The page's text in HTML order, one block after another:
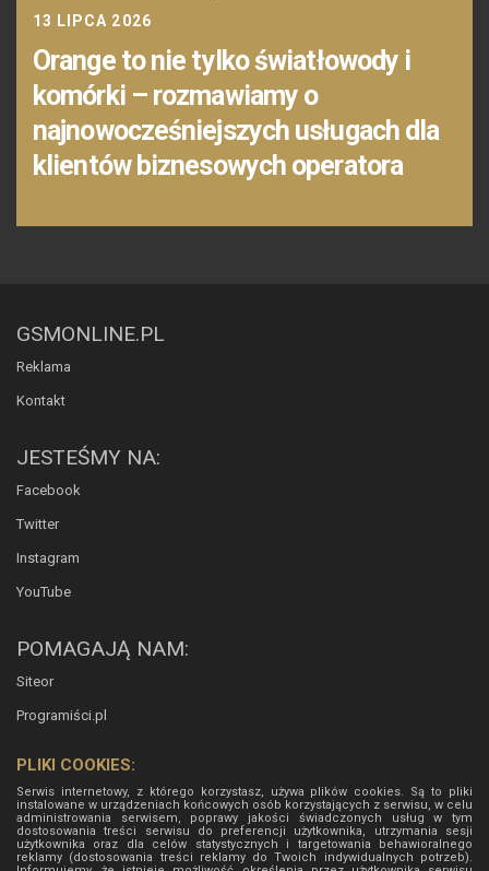
13 LIPCA 2026
Orange to nie tylko światłowody i
komórki – rozmawiamy o
najnowocześniejszych usługach dla
klientów biznesowych operatora
GSMONLINE.PL
Reklama
Kontakt
JESTEŚMY NA:
Facebook
Twitter
Instagram
YouTube
POMAGAJĄ NAM:
Siteor
Programiści.pl
PLIKI COOKIES:
Serwis internetowy, z którego korzystasz, używa plików cookies. Są to pliki
instalowane w urządzeniach końcowych osób korzystających z serwisu, w celu
administrowania serwisem, poprawy jakości świadczonych usług w tym
dostosowania treści serwisu do preferencji użytkownika, utrzymania sesji
użytkownika oraz dla celów statystycznych i targetowania behawioralnego
reklamy (dostosowania treści reklamy do Twoich indywidualnych potrzeb).